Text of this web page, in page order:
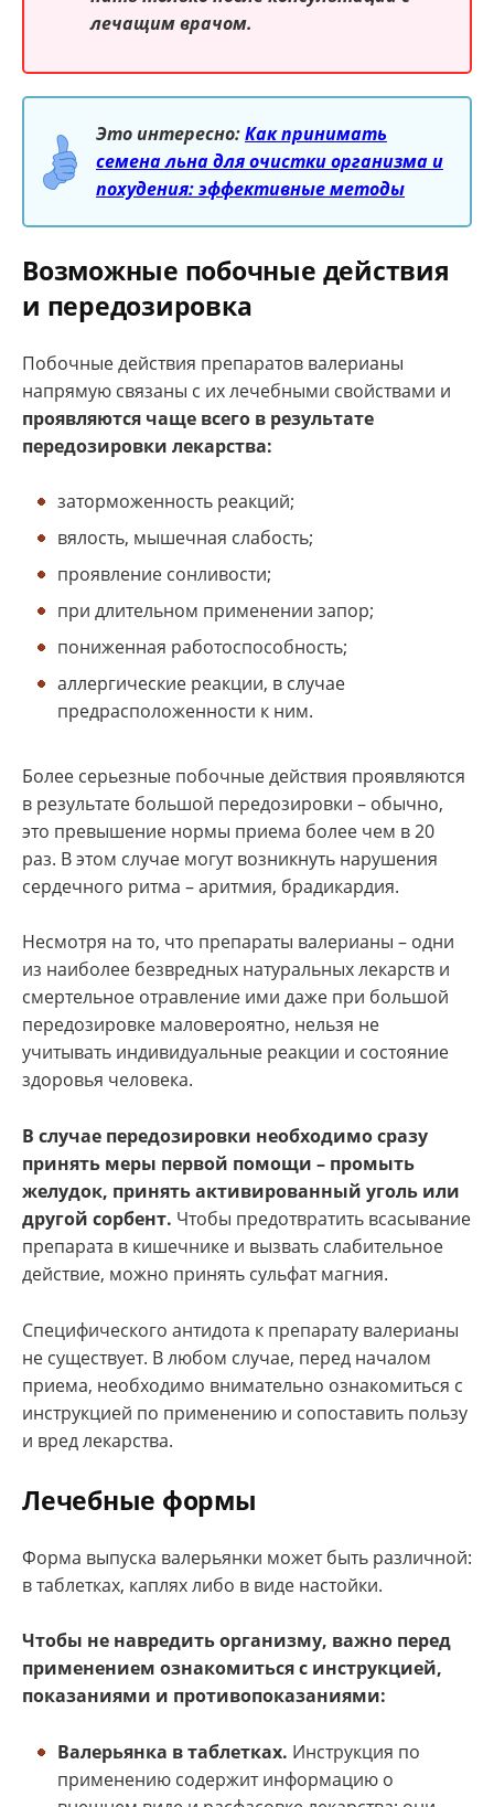
лечащим врачом.
Это интересно:Как принимать
семена льна для очистки организма и
похудения: эффективные методы
Возможные побочные действия
и передозировка
Побочные действия препаратов валерианы
напрямую связаны с их лечебными свойствами и
проявляются чаще всего в результате
передозировки лекарства:
заторможенность реакций;
вялость, мышечная слабость;
проявление сонливости;
при длительном применении запор;
пониженная работоспособность;
аллергические реакции, в случае
предрасположенности к ним.
Более серьезные побочные действия проявляются
в результате большой передозировки – обычно,
это превышение нормы приема более чем в 20
раз. В этом случае могут возникнуть нарушения
сердечного ритма – аритмия, брадикардия.
Несмотря на то, что препараты валерианы – одни
из наиболее безвредных натуральных лекарств и
смертельное отравление ими даже при большой
передозировке маловероятно, нельзя не
учитывать индивидуальные реакции и состояние
здоровья человека.
В случае передозировки необходимо сразу
принять меры первой помощи – промыть
желудок, принять активированный уголь или
другой сорбент. Чтобы предотвратить всасывание
препарата в кишечнике и вызвать слабительное
действие, можно принять сульфат магния.
Специфического антидота к препарату валерианы
не существует. В любом случае, перед началом
приема, необходимо внимательно ознакомиться с
инструкцией по применению и сопоставить пользу
и вред лекарства.
Лечебные формы
Форма выпуска валерьянки может быть различной:
в таблетках, каплях либо в виде настойки.
Чтобы не навредить организму, важно перед
применением ознакомиться с инструкцией,
показаниями и противопоказаниями:
Валерьянка в таблетках. Инструкция по
применению содержит информацию о